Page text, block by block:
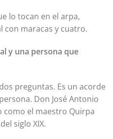
lo tocan en el arpa,
con maracas y cuatro.
y una persona que
preguntas. Es un acorde
Don José Antonio
el maestro Quirpa
siglo XIX.